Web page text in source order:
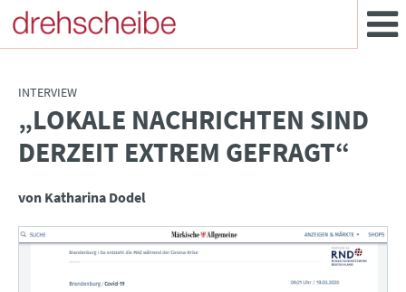
INTERVIEW
„LOKALE NACHRICHTEN SIND
DERZEIT EXTREM GEFRAGT“
von Katharina Dodel